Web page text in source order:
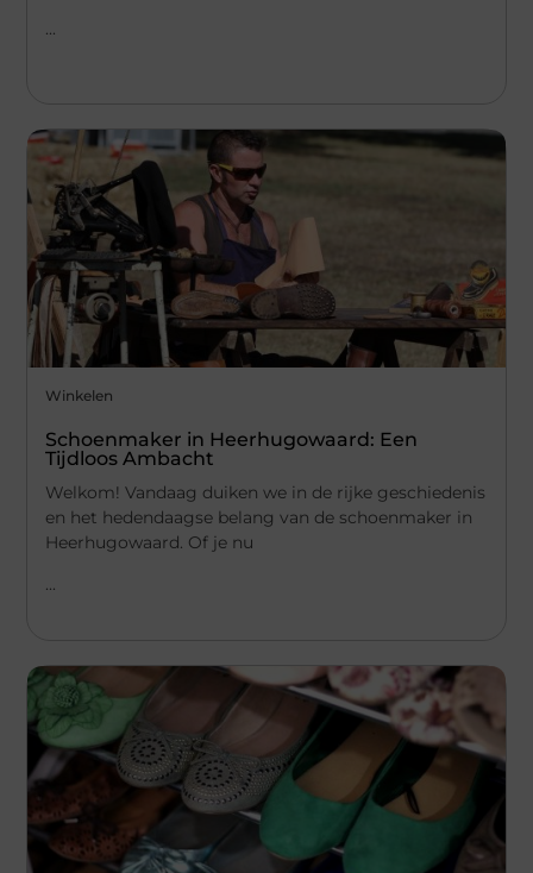
...
Winkelen
Schoenmaker in Heerhugowaard: Een
Tijdloos Ambacht
Welkom! Vandaag duiken we in de rijke geschiedenis
en het hedendaagse belang van de schoenmaker in
Heerhugowaard. Of je nu
...